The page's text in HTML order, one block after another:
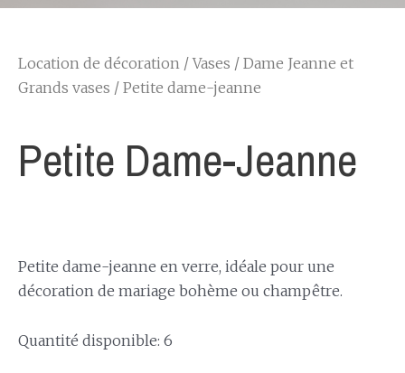
Location de décoration /Vases / Dame Jeanne et
Grands vases / Petite dame-jeanne
Petite Dame-Jeanne
Petite dame-jeanne en verre, idéale pour une
décoration de mariage bohème ou champêtre.
Quantité disponible: 6